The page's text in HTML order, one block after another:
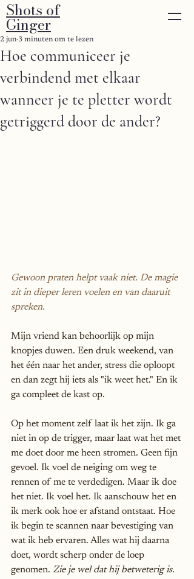
Shots of
Ginger
Hoe communiceer je
verbindend met elkaar
wanneer je te pletter wordt
getriggerd door de ander?
2 jun 3 minuten om te lezen
Gewoon praten helpt vaak niet. De magie
zit in dieper leren voelen en van daaruit
spreken.
Mijn vriend kan behoorlijk op mijn
knopjes duwen. Een druk weekend, van
het één naar het ander, stress die oploopt
en dan zegt hij iets als "ik weet het." En ik
ga compleet de kast op.
Op het moment zelf laat ik het zijn. Ik ga
niet in op de trigger, maar laat wat het met
me doet door me heen stromen. Geen fijn
gevoel. Ik voel de neiging om weg te
rennen of me te verdedigen. Maar ik doe
het niet. Ik voel het. Ik aanschouw het en
ik merk ook hoe er afstand ontstaat. Hoe
ik begin te scannen naar bevestiging van
wat ik heb ervaren. Alles wat hij daarna
doet, wordt scherp onder de loep
genomen. Zie je wel dat hij betweterig is.